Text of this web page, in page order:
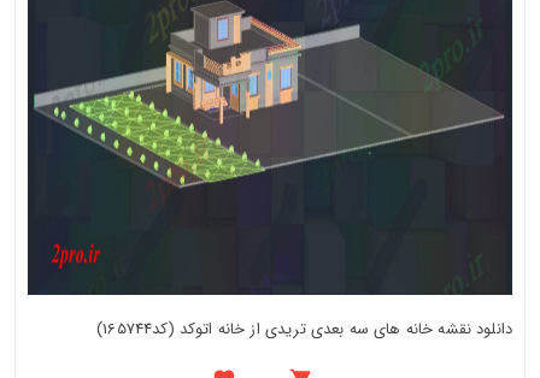
دانلود نقشه خانه های سه بعدی تریدی از خانه اتوکد (کد165744)